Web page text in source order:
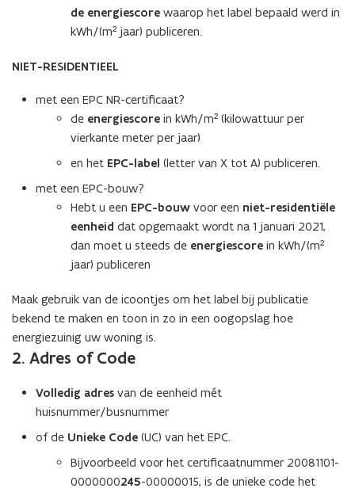
de energiescore waarop het label bepaald werd in
kWh/(m² jaar) publiceren.
NIET-RESIDENTIEEL
met een EPC NR-certificaat?
de energiescore in kWh/m² (kilowattuur per
vierkante meter per jaar)
en het EPC-label (letter van X tot A) publiceren.
met een EPC-bouw?
Hebt u een EPC-bouw voor een niet-residentiële
eenheid dat opgemaakt wordt na 1 januari 2021,
dan moet u steeds de energiescore in kWh/(m²
jaar) publiceren
Maak gebruik van de icoontjes om het label bij publicatie
bekend te maken en toon in zo in een oogopslag hoe
energiezuinig uw woning is.
2. Adres of Code
Volledig adres van de eenheid mét
huisnummer/busnummer
of de Unieke Code (UC) van het EPC.
Bijvoorbeeld voor het certificaatnummer 20081101-
0000000245-00000015, is de unieke code het